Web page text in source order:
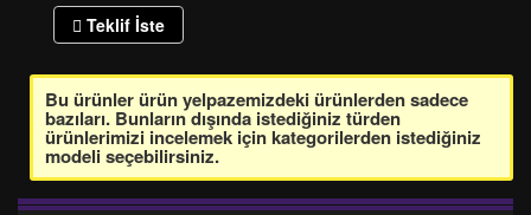
Teklif İste
Bu ürünler ürün yelpazemizdeki ürünlerden sadece
bazıları. Bunların dışında istediğiniz türden
ürünlerimizi incelemek için kategorilerden istediğiniz
modeli seçebilirsiniz.